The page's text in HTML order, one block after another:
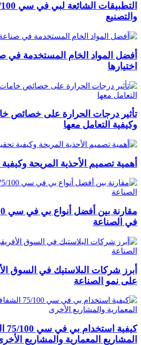
والتصنيع
أفضل المواد الخام المستخدمة في
اختيارها
تأثير درجات الحرارة على خصائص
وكيفية التعامل معها
أهمية تصميم الأحذية المريحة
في الصناعة
أبرز شركات البلاستيك في السوق
على نمو الصناعة
المشاريع المعمارية والمشاريع